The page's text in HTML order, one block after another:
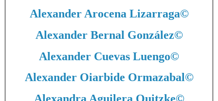
Alexander Arocena Lizarraga©
Alexander Bernal González©
Alexander Cuevas Luengo©
Alexander Oiarbide Ormazabal©